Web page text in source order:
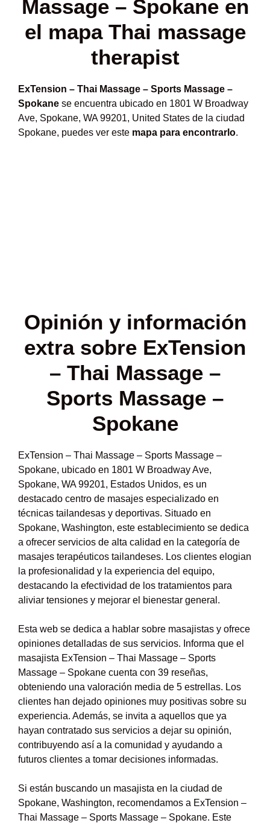
Massage – Spokane en
el mapa Thai massage
therapist
ExTension – Thai Massage – Sports Massage –
Spokane se encuentra ubicado en 1801 W Broadway
Ave, Spokane, WA 99201, United States de la ciudad
Spokane, puedes ver este mapa para encontrarlo.
Opinión y información
extra sobre ExTension
– Thai Massage –
Sports Massage –
Spokane
ExTension – Thai Massage – Sports Massage –
Spokane, ubicado en 1801 W Broadway Ave,
Spokane, WA 99201, Estados Unidos, es un
destacado centro de masajes especializado en
técnicas tailandesas y deportivas. Situado en
Spokane, Washington, este establecimiento se dedica
a ofrecer servicios de alta calidad en la categoría de
masajes terapéuticos tailandeses. Los clientes elogian
la profesionalidad y la experiencia del equipo,
destacando la efectividad de los tratamientos para
aliviar tensiones y mejorar el bienestar general.
Esta web se dedica a hablar sobre masajistas y ofrece
opiniones detalladas de sus servicios. Informa que el
masajista ExTension – Thai Massage – Sports
Massage – Spokane cuenta con 39 reseñas,
obteniendo una valoración media de 5 estrellas. Los
clientes han dejado opiniones muy positivas sobre su
experiencia. Además, se invita a aquellos que ya
hayan contratado sus servicios a dejar su opinión,
contribuyendo así a la comunidad y ayudando a
futuros clientes a tomar decisiones informadas.
Si están buscando un masajista en la ciudad de
Spokane, Washington, recomendamos a ExTension –
Thai Massage – Sports Massage – Spokane. Este